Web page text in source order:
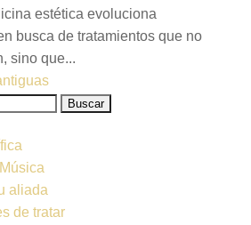
estética evoluciona
busca de tratamientos que no
sino que...
aliada
de tratar